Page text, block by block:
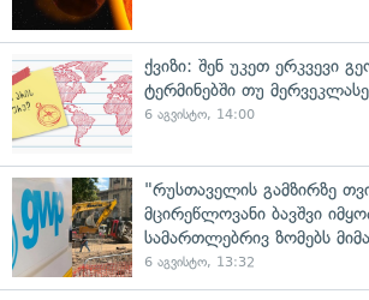
ქვიზი: შენ უკეთ ერკვევი
ტერმინებში თუ
6 აგვისტო, 14:00
"რუსთაველის გამზირზე
მცირეწლოვანი ბავშვი
სამართლებრივ ზომებს
6 აგვისტო, 13:32